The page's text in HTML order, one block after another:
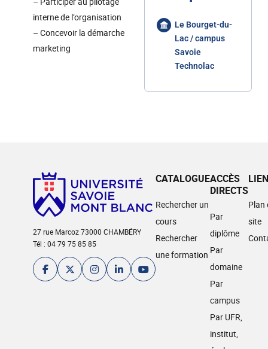
interne de l’organisation
– Concevoir la démarche
marketing
Le Bourget-du-
Lac / campus
Savoie
Technolac
27 rue Marcoz 73000 CHAMBÉRY
Tél : 04 79 75 85 85
CATALOGUE
Rechercher un
cours
Rechercher
une formation
ACCÈS
DIRECTS
Par
diplôme
Par
domaine
Par
campus
Par UFR,
institut,
Plan
site